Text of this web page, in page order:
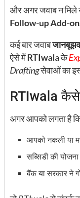
और अगर जवाब न मिले
Follow-up Add-
कई बार जवाब
ऐसे मेंRTIwalaके
Draftingसेवाओं का
RTIwala
अगर आपको लगता है
आपको नकली या
सब्सिडी की
बैंक या सरकार ने